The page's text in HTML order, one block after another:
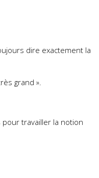
dire exactement la
grand ».
pour travailler la notion